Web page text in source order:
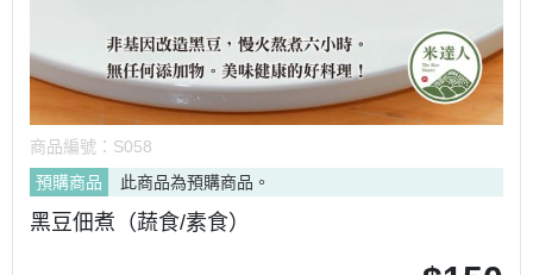
商品編號： S058
預購商品
此商品為預購商品。
黑豆佃煮（蔬食/素食）